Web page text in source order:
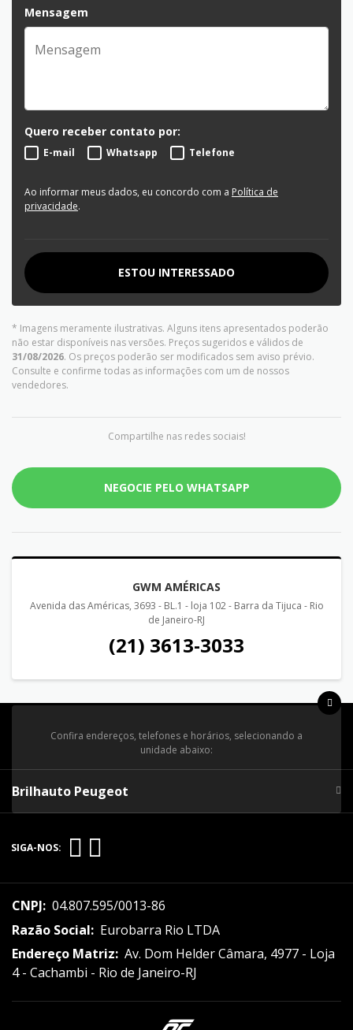
Mensagem
Quero receber contato por:
E-mail Whatsapp Telefone
Ao informar meus dados, eu concordo com a Política de
privacidade.
ESTOU INTERESSADO
* Imagens meramente ilustrativas. Alguns itens apresentados poderão
não estar disponíveis nas versões. Preços sugeridos e válidos de
31/08/2026. Os preços poderão ser modificados sem aviso prévio.
Consulte e confirme todas as informações com um de nossos
vendedores.
Compartilhe nas redes sociais!
NEGOCIE PELO WHATSAPP
GWM AMÉRICAS
Avenida das Américas, 3693 - BL.1 - loja 102 - Barra da Tijuca - Rio
de Janeiro-RJ
(21) 3613-3033
Confira endereços, telefones e horários, selecionando a
unidade abaixo:
Brilhauto Peugeot
SIGA-NOS:
CNPJ: 04.807.595/0013-86
Razão Social: Eurobarra Rio LTDA
Endereço Matriz: Av. Dom Helder Câmara, 4977 - Loja
4 - Cachambi - Rio de Janeiro-RJ